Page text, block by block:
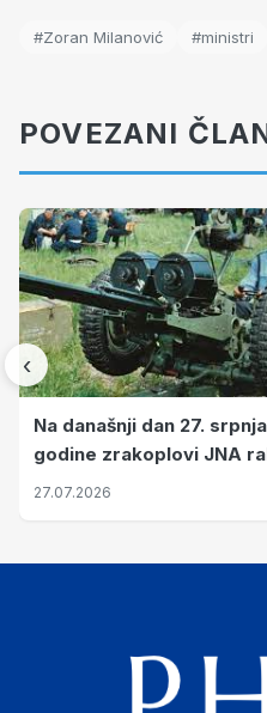
#Zoran Milanović #ministri
POVEZANI
‹
Na današnji dan 27. srpnja
godine zrakoplovi JNA
su vojarnu i obučni centar
27.07.2026